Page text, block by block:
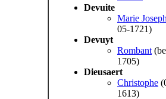
Devuite
Marie
05-1721)
Devuyt
Rombant
1705)
Dieusaert
Christophe
1613)